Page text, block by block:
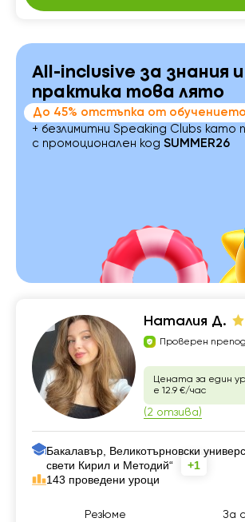
All-inclusive за знания и
практика това лято
До 45% отстъпка от обучението
+ безлимитни Speaking Clubs като
с промоционален код SUMMER26
Наталия Д.
Проверен
Цената за един
е 12.9 €/час
(2 отзива)
Бакалавър, Великотърновски
свети Кирил и Методий“
+1
143 проведени уроци
Резюме За